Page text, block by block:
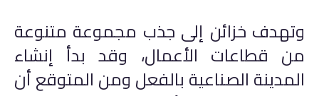
وتهدف خزائن إلى جذب مجموعة متنوعة
من قطاعات الأعمال، وقد بدأ إنشاء
المدينة الصناعية بالفعل ومن المتوقع أن